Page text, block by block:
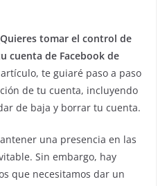
tomar el control de
cuenta de Facebook de
te guiaré paso a paso
de tu cuenta, incluyendo
de baja y borrar tu cuenta.
una presencia en las
Sin embargo, hay
que necesitamos dar un